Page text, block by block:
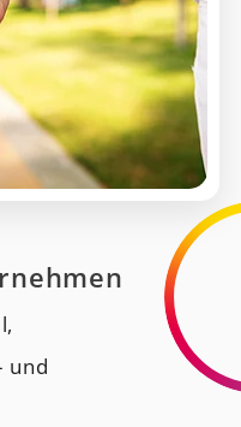
und